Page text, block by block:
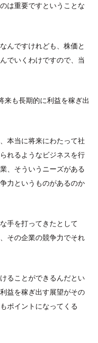
は重要ですということな
んですけれども、株価と
でいくわけですので、当
来も長期的に利益を稼ぎ出
本当に将来にわたって社
れるようなビジネスを行
、そういうニーズがある
力というものがあるのか
手を打ってきたとして
その企業の競争力でそれ
ることができるんだとい
益を稼ぎ出す展望がその
ポイントになってくる